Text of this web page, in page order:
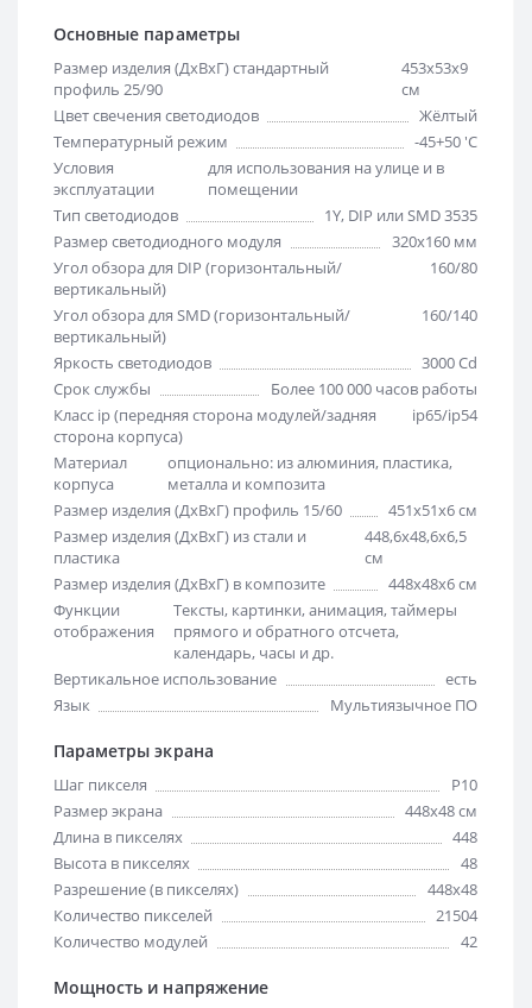
Основные параметры
Размер изделия (ДхВхГ) стандартный
профиль 25/90
453х53х9
см
Цвет свечения светодиодов
Жёлтый
Температурный режим
-45+50 'C
Условия
эксплуатации
для использования на улице и в
помещении
Тип светодиодов
1Y, DIP или SMD 3535
Размер светодиодного модуля
320х160 мм
Угол обзора для DIP (горизонтальный/
вертикальный)
160/80
Угол обзора для SMD (горизонтальный/
вертикальный)
160/140
Яркость светодиодов
3000 Cd
Срок службы
Более 100 000 часов работы
Класс ip (передняя сторона модулей/задняя
сторона корпуса)
ip65/ip54
Материал
корпуса
опционально: из алюминия, пластика,
металла и композита
Размер изделия (ДхВхГ) профиль 15/60
451х51х6 см
Размер изделия (ДхВхГ) из стали и
пластика
448,6х48,6х6,5
см
Размер изделия (ДхВхГ) в композите
448х48х6 см
Функции
отображения
Тексты, картинки, анимация, таймеры
прямого и обратного отсчета,
календарь, часы и др.
Вертикальное использование
есть
Язык
Мультиязычное ПО
Параметры экрана
Шаг пикселя
Р10
Размер экрана
448х48 см
Длина в пикселях
448
Высота в пикселях
48
Разрешение (в пикселях)
448x48
Количество пикселей
21504
Количество модулей
42
Мощность и напряжение